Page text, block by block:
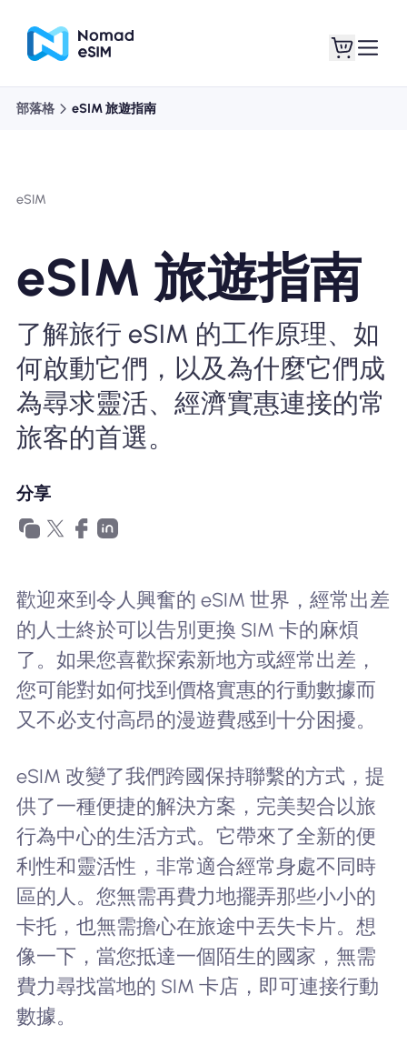
購買計劃
關於eSIM
為什麼選擇Nomad eSIM
使用 eSIM
部落格 eSIM 旅遊指南
eSIM
eSIM 旅遊指南
了解旅行 eSIM 的工作原理、如
何啟動它們，以及為什麼它們成
為尋求靈活、經濟實惠連接的常
旅客的首選。
分享
歡迎來到令人興奮的 eSIM 世界，經常出差
的人士終於可以告別更換 SIM 卡的麻煩
了。如果您喜歡探索新地方或經常出差，
您可能對如何找到價格實惠的行動數據而
又不必支付高昂的漫遊費感到十分困擾。
eSIM 改變了我們跨國保持聯繫的方式，提
供了一種便捷的解決方案，完美契合以旅
行為中心的生活方式。它帶來了全新的便
利性和靈活性，非常適合經常身處不同時
區的人。您無需再費力地擺弄那些小小的
卡托，也無需擔心在旅途中丟失卡片。想
像一下，當您抵達一個陌生的國家，無需
費力尋找當地的 SIM 卡店，即可連接行動
數據。